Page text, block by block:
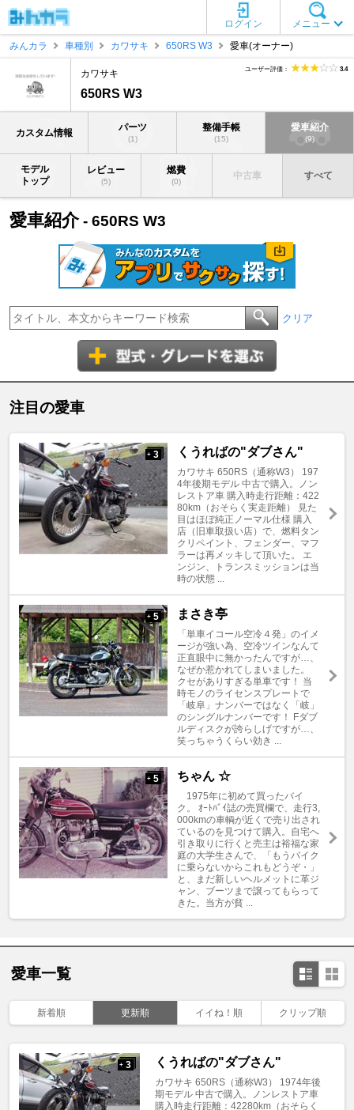
メニュー
ログイン
みんカラ
車種別 カワサキ 650RS W3 愛車(オーナー)
カワサキ
650RS W3
ユーザー評価： 3.4
カスタム情報 パーツ
(1)
整備手帳
(15)
愛車紹介
(9)
モデル
トップ
レビュー
(5)
燃費
(0)
中古車 すべて
愛車紹介- 650RS W3
クリア
注目の愛車
+ 3 くうればの"ダブさん"
カワサキ 650RS（通称W3） 197
4年後期モデル 中古で購入。ノン
レストア車 購入時走行距離：422
80km（おそらく実走距離） 見た
目はほぼ純正ノーマル仕様 購入
店（旧車取扱い店）で、燃料タン
クリペイント、フェンダー、マフ
ラーは再メッキして頂いた。 エ
ンジン、トランスミッションは当
時の状態 ...
+ 5 まさき亭
「単車イコール空冷４発」のイメ
ージが強い為、空冷ツインなんて
正直眼中に無かったんですが…、
なぜか惹かれてしまいました。
クセがありすぎる単車です！ 当
時モノのライセンスプレートで
「岐阜」ナンバーではなく「岐」
のシングルナンバーです！ Fダブ
ルディスクが誇らしげですが…、
笑っちゃうくらい効き ...
+ 5 ちゃん ☆
1975年に初めて買ったバイ
ク。 ｵｰﾄﾊﾞｲ誌の売買欄で、走行3,
000kmの車輌が近くで売り出され
ているのを見つけて購入。自宅へ
引き取りに行くと売主は裕福な家
庭の大学生さんで、「もうバイク
に乗らないからこれもどうぞ・」
と、まだ新しいヘルメットに革ジ
ャン、ブーツまで譲ってもらって
きた。当方が貧 ...
愛車一覧
新着順 更新順 イイね！順 クリップ順
+ 3 くうればの"ダブさん"
カワサキ 650RS（通称W3） 1974年後
期モデル 中古で購入。ノンレストア車
購入時走行距離：42280km（おそらく